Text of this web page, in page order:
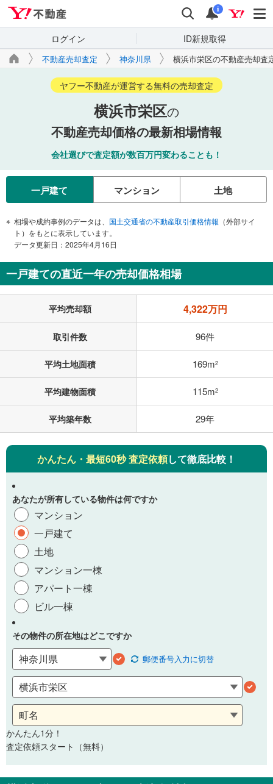
検索 通知
i
ログイン ID新規取得
不動産売却査定 神奈川県 横浜市栄区の不動産売却査
ヤフー不動産が運営する無料の売却査定
横浜市栄区の
不動産売却価格の最新相場情報
会社選びで査定額が数百万円変わることも！
一戸建て マンション 土地
相場や成約事例のデータは、 国土交通省の不動産取引価格情報 （外部サイ
ト）をもとに表示しています。
データ更新日：2025年4月16日
一戸建ての直近一年の売却価格相場
平均売却額 4,322万円
取引件数 96件
平均土地面積 169m2
平均建物面積 115m2
平均築年数 29年
かんたん・最短60秒 査定依頼して徹底比較！
あなたが所有している物件は何ですか
マンション
一戸建て
土地
マンション一棟
アパート一棟
ビル一棟
その物件の所在地はどこですか
郵便番号入力に切替
かんたん1分！
査定依頼スタート（無料）